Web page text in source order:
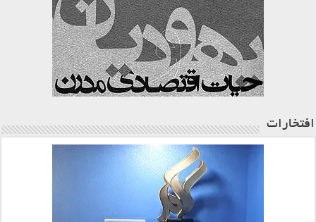
افتخارات